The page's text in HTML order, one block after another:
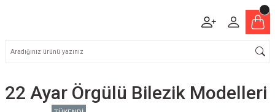
22 Ayar Örgülü Bilezik Modelleri